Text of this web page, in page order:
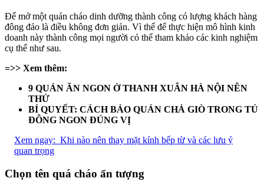
Để mở một quán cháo dinh dưỡng thành công có lượng khách hàng
đông đảo là điều không đơn giản. Vì thế để thực hiện mô hình kinh
doanh này thành công mọi người có thể tham khảo các kinh nghiệm
cụ thể như sau.
=>> Xem thêm:
9 QUÁN ĂN NGON Ở THANH XUÂN HÀ NỘI NÊN
THỬ
BÍ QUYẾT: CÁCH BẢO QUẢN CHẢ GIÒ TRONG TỦ
ĐÔNG NGON ĐÚNG VỊ
Xem ngay: Khi nào nên thay mặt kính bếp từ và các lưu ý
quan trọng
Chọn tên quá cháo ấn tượng